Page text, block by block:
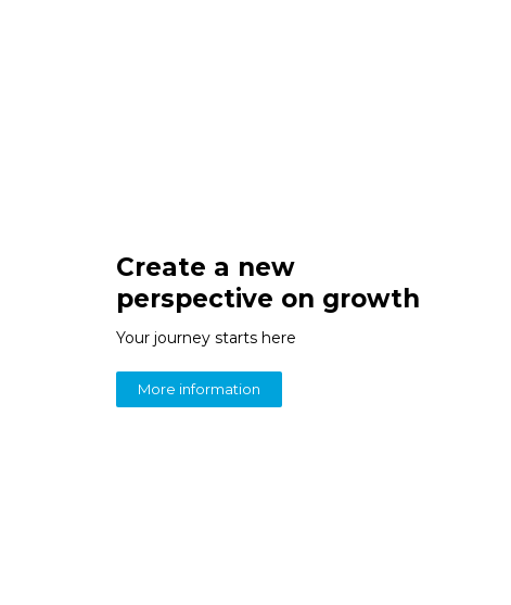
Create a new
perspective on growth
Your journey starts here
More information